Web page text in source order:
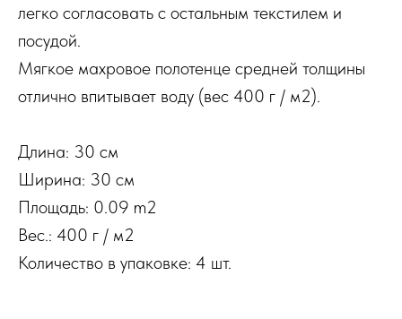
легко согласовать с остальным текстилем и
посудой.
Мягкое махровое полотенце средней толщины
отлично впитывает воду (вес 400 г / м2).
Длина: 30 см
Ширина: 30 см
Площадь: 0.09 m2
Вес.: 400 г / м2
Количество в упаковке: 4 шт.